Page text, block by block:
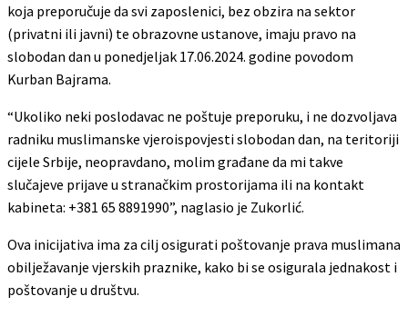
koja preporučuje da svi zaposlenici, bez obzira na sektor
(privatni ili javni) te obrazovne ustanove, imaju pravo na
slobodan dan u ponedjeljak 17.06.2024. godine povodom
Kurban Bajrama.
“Ukoliko neki poslodavac ne poštuje preporuku, i ne dozvoljava
radniku muslimanske vjeroispovjesti slobodan dan, na teritoriji
cijele Srbije, neopravdano, molim građane da mi takve
slučajeve prijave u stranačkim prostorijama ili na kontakt
kabineta: +381 65 8891990”, naglasio je Zukorlić.
Ova inicijativa ima za cilj osigurati poštovanje prava muslimana
obilježavanje vjerskih praznike, kako bi se osigurala jednakost i
poštovanje u društvu.